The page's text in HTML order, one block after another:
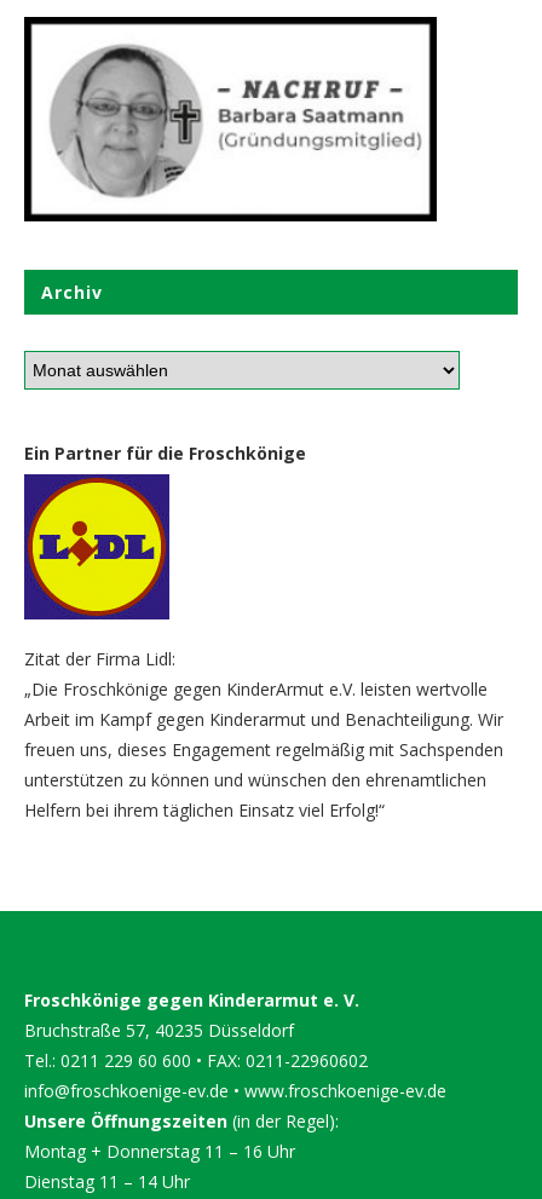
Archiv
Ein Partner für die Froschkönige
Zitat der Firma Lidl:
„Die Froschkönige gegen KinderArmut e.V. leisten wertvolle
Arbeit im Kampf gegen Kinderarmut und Benachteiligung. Wir
freuen uns, dieses Engagement regelmäßig mit Sachspenden
unterstützen zu können und wünschen den ehrenamtlichen
Helfern bei ihrem täglichen Einsatz viel Erfolg!“
Froschkönige gegen Kinderarmut e. V.
Bruchstraße 57, 40235 Düsseldorf
Tel.: 0211 229 60 600 • FAX: 0211-22960602
info@froschkoenige-ev.de • www.froschkoenige-ev.de
Unsere Öffnungszeiten (in der Regel):
Montag + Donnerstag 11 – 16 Uhr
Dienstag 11 – 14 Uhr